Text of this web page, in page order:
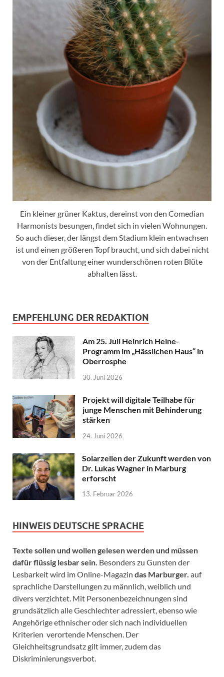
Ein kleiner grüner Kaktus, dereinst von den Comedian
Harmonists besungen, findet sich in vielen Wohnungen.
So auch dieser, der längst dem Stadium klein entwachsen
ist und einen größeren Topf braucht, und sich dabei nicht
von der Entfaltung einer wunderschönen roten Blüte
abhalten lässt.
EMPFEHLUNG DER REDAKTION
Am 25. Juli Heinrich Heine-
Programm im „Hässlichen Haus“ in
Oberrosphe
30. Juni 2026
Projekt will digitale Teilhabe für
junge Menschen mit Behinderung
stärken
24. Juni 2026
Solarzellen der Zukunft werden von
Dr. Lukas Wagner in Marburg
erforscht
13. Februar 2026
HINWEIS DEUTSCHE SPRACHE
Texte sollen und wollen gelesen werden und müssen
dafür flüssig lesbar sein. Besonders zu Gunsten der
Lesbarkeit wird im Online-Magazin das Marburger. auf
sprachliche Darstellungen zu männlich, weiblich und
divers verzichtet. Mit Personenbezeichnungen sind
grundsätzlich alle Geschlechter adressiert, ebenso wie
Angehörige ethnischer oder sich nach individuellen
Kriterien verortende Menschen. Der
Gleichheitsgrundsatz gilt immer, zudem das
Diskriminierungsverbot.